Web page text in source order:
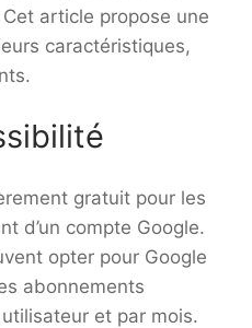
article propose une
caractéristiques,
gratuit pour les
d’un compte Google.
opter pour Google
abonnements
et par mois.